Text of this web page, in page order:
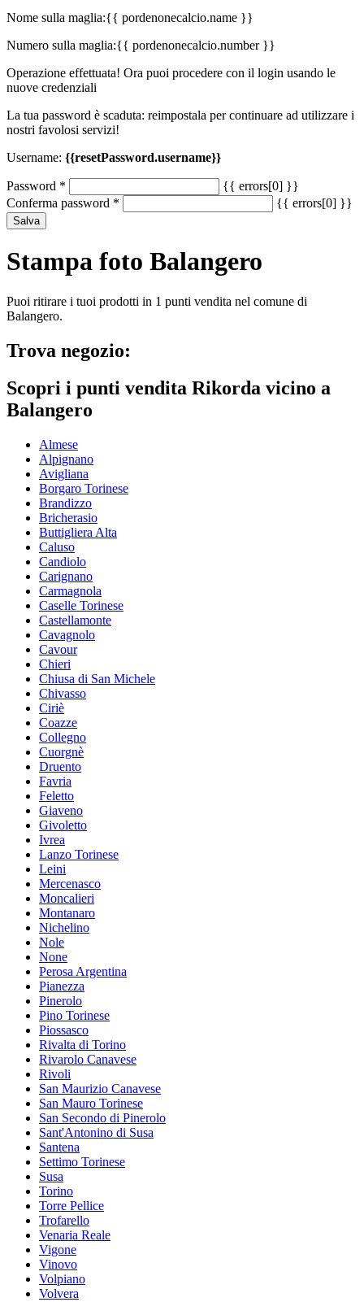
Nome sulla maglia:{{ pordenonecalcio.name }}
Numero sulla maglia:{{ pordenonecalcio.number }}
Operazione effettuata! Ora puoi procedere con il login usando le
nuove credenziali
La tua password è scaduta: reimpostala per continuare ad utilizzare i
nostri favolosi servizi!
Username: {{resetPassword.username}}
Password *
{{ errors[0] }}
Conferma password * {{ errors[0] }}
Salva
Stampa foto Balangero
Puoi ritirare i tuoi prodotti in 1 punti vendita nel comune di
Balangero.
Trova negozio:
Scopri i punti vendita Rikorda vicino a
Balangero
Almese
Alpignano
Avigliana
Borgaro Torinese
Brandizzo
Bricherasio
Buttigliera Alta
Caluso
Candiolo
Carignano
Carmagnola
Caselle Torinese
Castellamonte
Cavagnolo
Cavour
Chieri
Chiusa di San Michele
Chivasso
Ciriè
Coazze
Collegno
Cuorgnè
Druento
Favria
Feletto
Giaveno
Givoletto
Ivrea
Lanzo Torinese
Leini
Mercenasco
Moncalieri
Montanaro
Nichelino
Nole
None
Perosa Argentina
Pianezza
Pinerolo
Pino Torinese
Piossasco
Rivalta di Torino
Rivarolo Canavese
Rivoli
San Maurizio Canavese
San Mauro Torinese
San Secondo di Pinerolo
Sant'Antonino di Susa
Santena
Settimo Torinese
Susa
Torino
Torre Pellice
Trofarello
Venaria Reale
Vigone
Vinovo
Volpiano
Volvera